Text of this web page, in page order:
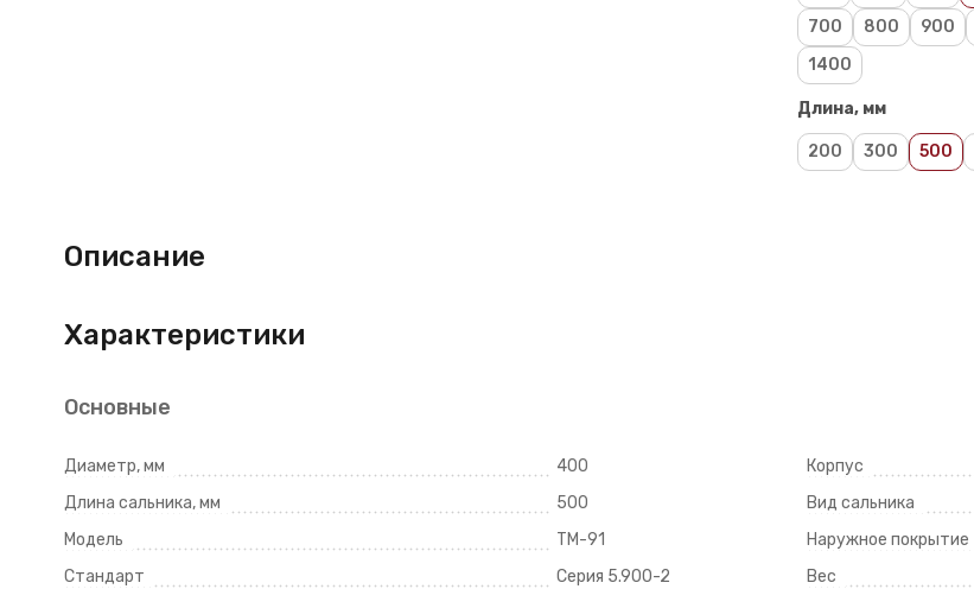
700
800 900
1400
Длина, мм
200 300 500
Описание
Характеристики
Основные
Диаметр, мм
400
Длина сальника, мм
500
Модель
ТМ-91
Стандарт
Серия 5.900-2
Корпус
Вид сальника
Наружное покрытие
Вес